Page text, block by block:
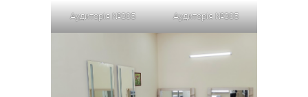
Аудиторія №305 Аудиторія №305